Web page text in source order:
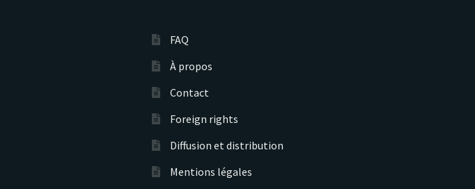
FAQ
À propos
Contact
Foreign rights
Diffusion et distribution
Mentions légales